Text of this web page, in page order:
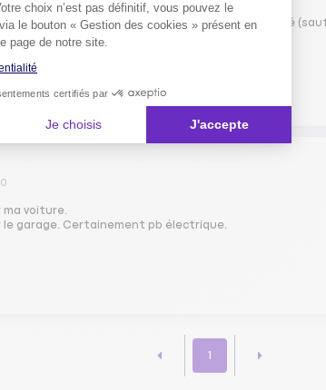
d'aller voir un garagiste. défaut de bouton ?
depuis 7 ans/ 160000km, et cela ne m'est pas arrivé
ma voiture.
le garage. Certainement pb électrique.
1
choix n’est pas définitif, vous pouvez le
le bouton « Gestion des cookies » présent en
page de notre site.
certifiés par
Je choisis J'accepte